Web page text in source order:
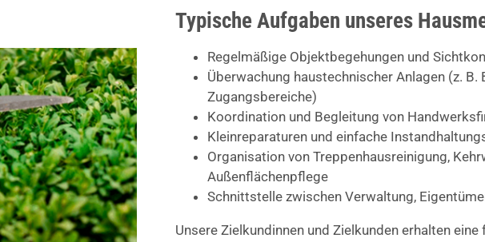
Typische Aufgaben unseres
Regelmäßige Objektbegehungen und
Überwachung haustechnischer Anlagen (z. B.
Zugangsbereiche)
Koordination und Begleitung von
Kleinreparaturen und einfache
Organisation von Treppenhausreinigung,
Außenflächenpflege
Schnittstelle zwischen Verwaltung,
Unsere Zielkundinnen und Zielkunden erhalten